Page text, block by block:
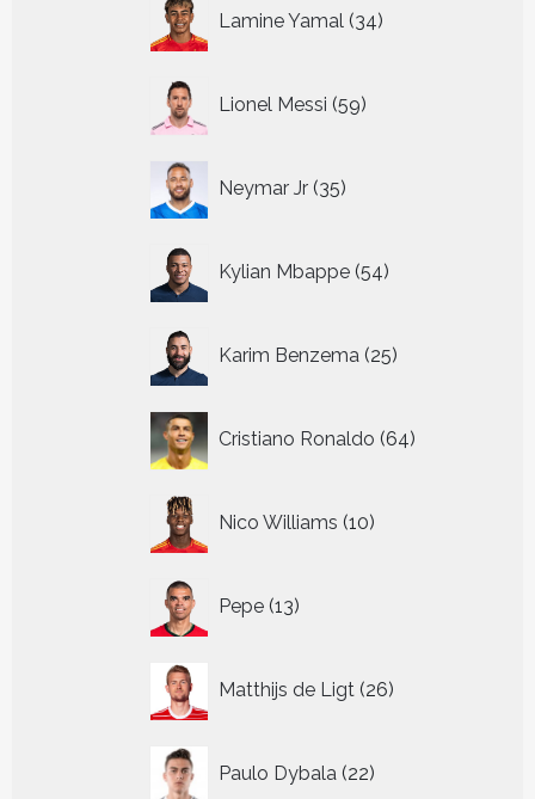
Lamine Yamal 34
producten
Lionel Messi 59
producten
Neymar Jr 35
producten
Kylian Mbappe 54
producten
Karim Benzema 25
producten
Cristiano Ronaldo 64
producten
Nico Williams 10
producten
Pepe 13
producten
Matthijs de Ligt 26
producten
Paulo Dybala 22
producten